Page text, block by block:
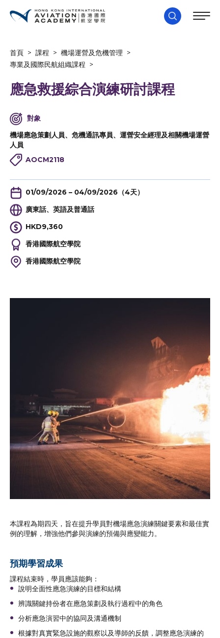
首頁 > 課程 > 機場運營及危機管理 >
專業及國際民航組織課程 >
應急救援綜合演練研討課程
對象
機場應急策劃人員、危機通訊專員、運營安全經理及相關機場運營
人員
AOCM2118
01/09/2026 – 04/09/2026（4天）
廣東話、英語及普通話
HKD9,360
香港國際航空學院
香港國際航空學院
本課程為期四天，旨在提升學員對機場應急演練關鍵要素和最佳實
例的理解，增強他們參與演練的預備與應變能力。
預期學習成果
課程結束時，學員應該能夠：
說明全面性應急演練的目標和結構
辨識關鍵持份者在應急策劃及執行過程中的角色
分析應急演習中的協同及溝通機制
根據對真實緊急設施的觀察以及導師的反饋，調整應急演練的